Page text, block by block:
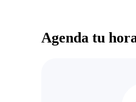
Agenda tu